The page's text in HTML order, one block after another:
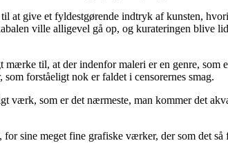
at give et fyldestgørende indtryk af kunsten,
ville alligevel gå op, og kurateringen blive
til, at der indenfor maleri er en genre,
forståeligt nok er faldet i censorernes smag.
værk, som er det nærmeste, man kommer det
sine meget fine grafiske værker, der som det